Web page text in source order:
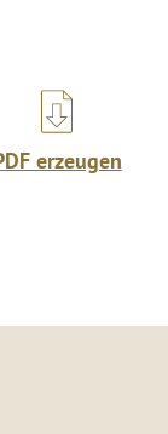
erzeugen